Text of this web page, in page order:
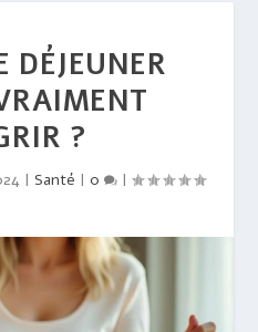
DÉJEUNER
?
| Santé | 0 |